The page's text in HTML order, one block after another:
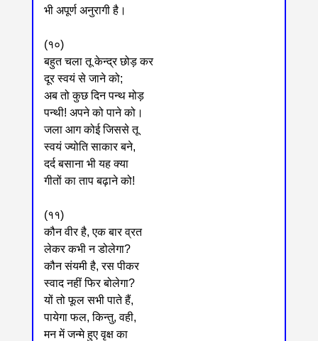
भी अपूर्ण अनुरागी है।
(१०)
बहुत चला तू केन्द्र छोड़ कर
दूर स्वयं से जाने को;
अब तो कुछ दिन पन्थ मोड़
पन्थी! अपने को पाने को।
जला आग कोई जिससे तू
स्वयं ज्योति साकार बने,
दर्द बसाना भी यह क्या
गीतों का ताप बढ़ाने को!
(११)
कौन वीर है, एक बार व्रत
लेकर कभी न डोलेगा?
कौन संयमी है, रस पीकर
स्वाद नहीं फिर बोलेगा?
यों तो फूल सभी पाते हैं,
पायेगा फल, किन्तु, वही,
मन में जन्मे हुए वृक्ष का